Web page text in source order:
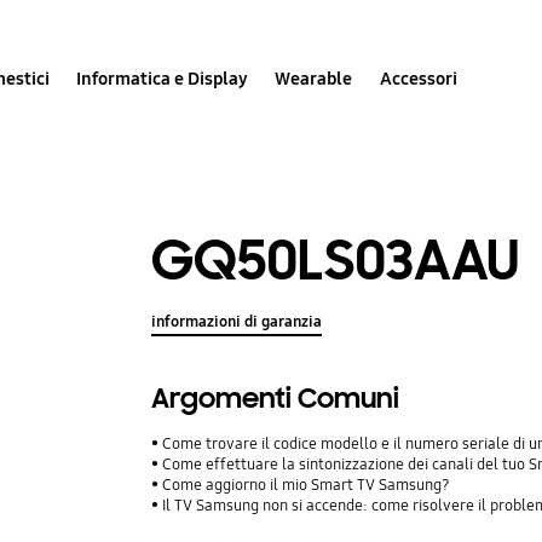
Informatica e Display Wearable Accessori
GQ50LS03AAU
informazioni di garanzia
Argomenti Comuni
Come trovare il codice modello e il numero seriale di
Come effettuare la sintonizzazione dei canali del tuo
Come aggiorno il mio Smart TV Samsung?
Il TV Samsung non si accende: come risolvere il